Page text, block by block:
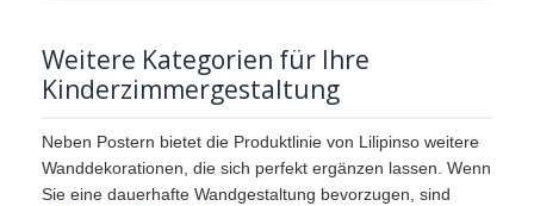
Weitere Kategorien für Ihre
Kinderzimmergestaltung
Neben Postern bietet die Produktlinie von Lilipinso weitere
Wanddekorationen, die sich perfekt ergänzen lassen. Wenn
Sie eine dauerhafte Wandgestaltung bevorzugen, sind